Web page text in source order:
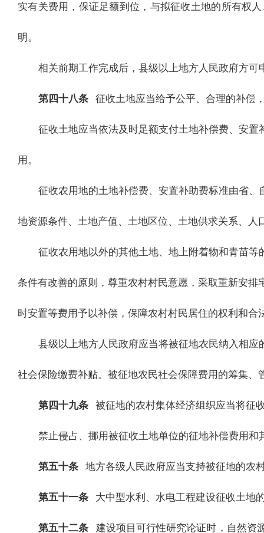
实有关费用，保证足额到位，与拟征收土地的所有权
明。
相关前期工作完成后，县级以上地方人民政府方可
第四十八条 征收土地应当给予公平、合理的补偿
征收土地应当依法及时足额支付土地补偿费、安
用。
征收农用地的土地补偿费、安置补助费标准由省
地资源条件、土地产值、土地区位、土地供求关系、
征收农用地以外的其他土地、地上附着物和青苗
条件有改善的原则，尊重农村村民意愿，采取重新安
时安置等费用予以补偿，保障农村村民居住的权利和合
县级以上地方人民政府应当将被征地农民纳入相
社会保险缴费补贴。被征地农民社会保障费用的筹集
第四十九条 被征地的农村集体经济组织应当将征
禁止侵占、挪用被征收土地单位的征地补偿费用和
第五十条 地方各级人民政府应当支持被征地的农
第五十一条 大中型水利、水电工程建设征收土地
第五十二条 建设项目可行性研究论证时，自然资